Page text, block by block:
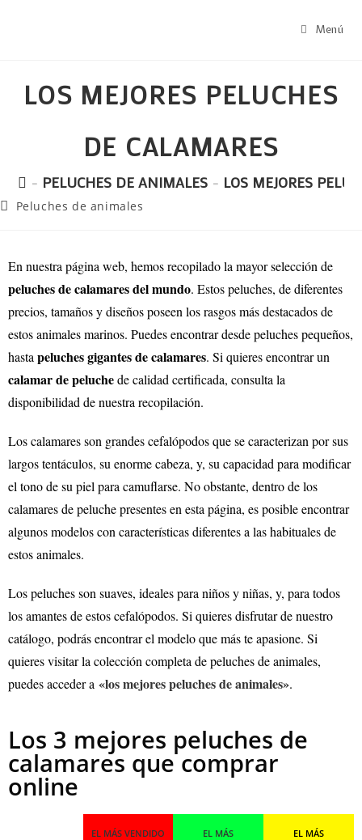
Menú
LOS MEJORES PELUCHES
DE CALAMARES
- PELUCHES DE ANIMALES - LOS MEJORES
Peluches de animales
En nuestra página web, hemos recopilado la mayor selección de
peluches de calamares del mundo. Estos peluches, de diferentes
precios, tamaños y diseños poseen los rasgos más destacados de
estos animales marinos. Puedes encontrar desde peluches pequeños,
hasta peluches gigantes de calamares. Si quieres encontrar un
calamar de peluchede calidad certificada, consulta la
disponibilidad de nuestra recopilación.
Los calamares son grandes cefalópodos que se caracterizan por sus
largos tentáculos, su enorme cabeza, y, su capacidad para modificar
el tono de su piel para camuflarse. No obstante, dentro de los
calamares de peluche presentes en esta página, es posible encontrar
algunos modelos con características diferentes a las habituales de
estos animales.
Los peluches son suaves, ideales para niños y niñas, y, para todos
los amantes de estos cefalópodos. Si quieres disfrutar de nuestro
catálogo, podrás encontrar el modelo que más te apasione. Si
quieres visitar la colección completa de peluches de animales,
puedes acceder a «los mejores peluches de animales».
Los 3 mejores peluches de
calamares que comprar
online
EL MÁS VENDIDO
EL MÁS
EL MÁS